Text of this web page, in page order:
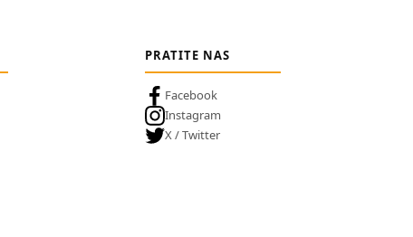
PRATITE NAS
Facebook
Instagram
X / Twitter